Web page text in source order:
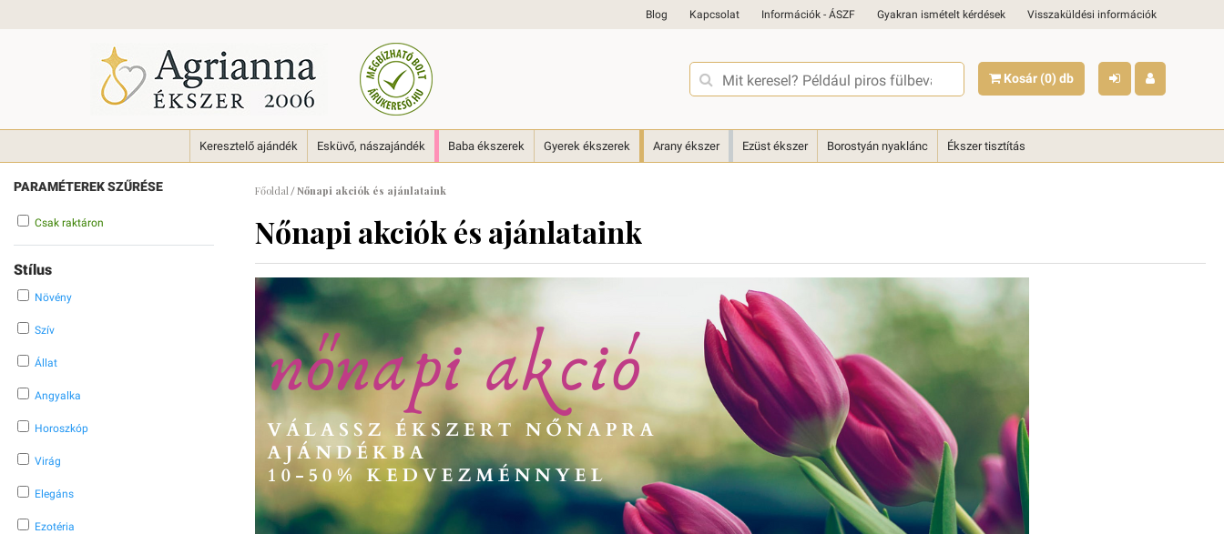
Blog Kapcsolat Információk - ÁSZF Gyakran ismételt kérdések Visszaküldési információk
Kosár (0) db
Keresztelő ajándék Esküvő, nászajándék Baba ékszerek Gyerek ékszerek Arany ékszer Ezüst ékszer Borostyán nyaklánc Ékszer tisztítás
PARAMÉTEREK SZŰRÉSE
Csak raktáron
Stílus
Növény
Szív
Állat
Angyalka
Horoszkóp
Virág
Elegáns
Ezotéria
Főoldal/Nőnapi akciók és ajánlataink
Nőnapi akciók és ajánlataink